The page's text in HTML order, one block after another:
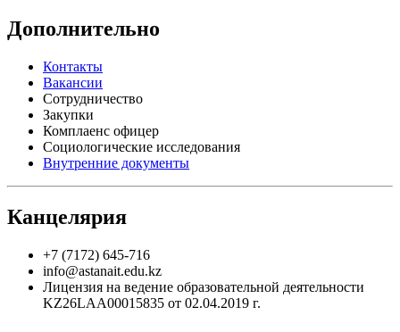
Дополнительно
Контакты
Вакансии
Сотрудничество
Закупки
Комплаенс офицер
Социологические исследования
Внутренние документы
Канцелярия
+7 (7172) 645-716
info@astanait.edu.kz
Лицензия на ведение образовательной деятельности
KZ26LAA00015835 от 02.04.2019 г.